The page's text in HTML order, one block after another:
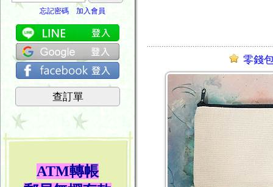
忘記密碼
加入會員
查訂單
ATM轉帳
零錢